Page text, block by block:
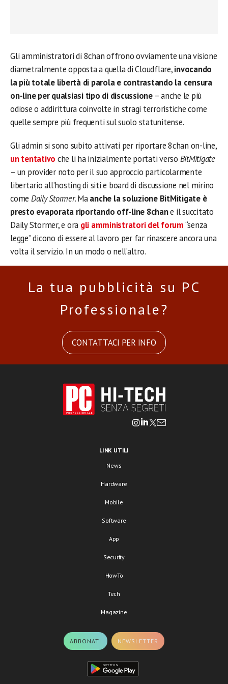
Gli amministratori di 8chan offrono ovviamente una visione
diametralmente opposta a quella di Cloudflare,invocando
la più totale libertà di parola e contrastando la censura
on-line per qualsiasi tipo di discussione– anche le più
odiose o addirittura coinvolte in stragi terroristiche come
quelle sempre più frequenti sul suolo statunitense.
Gli admin si sono subito attivati per riportare 8chan on-line,
un tentativo che li ha inizialmente portati verso BitMitigate
– un provider noto per il suo approccio particolarmente
libertario all’hosting di siti e board di discussione nel mirino
come Daily Stormer. Maanche la soluzione BitMitigate è
presto evaporata riportando off-line 8chane il succitato
Daily Stormer, e ora gli amministratori del forum“senza
legge” dicono di essere al lavoro per far rinascere ancora una
volta il servizio. In un modo o nell’altro.
La tua pubblicità su PC
Professionale?
CONTATTACI PER INFO
LINK UTILI
News
Hardware
Mobile
Software
App
Security
HowTo
Tech
Magazine
ABBONATI NEWSLETTER